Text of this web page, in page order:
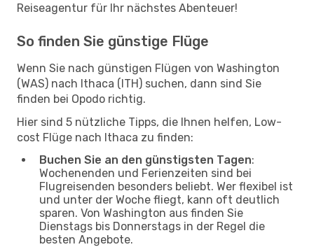
Reiseagentur für Ihr nächstes Abenteuer!
So finden Sie günstige Flüge
Wenn Sie nach günstigen Flügen von Washington
(WAS) nach Ithaca (ITH) suchen, dann sind Sie
finden bei Opodo richtig.
Hier sind 5 nützliche Tipps, die Ihnen helfen, Low-
cost Flüge nach Ithaca zu finden:
Buchen Sie an den günstigsten Tagen:
Wochenenden und Ferienzeiten sind bei
Flugreisenden besonders beliebt. Wer flexibel ist
und unter der Woche fliegt, kann oft deutlich
sparen. Von Washington aus finden Sie
Dienstags bis Donnerstags in der Regel die
besten Angebote.